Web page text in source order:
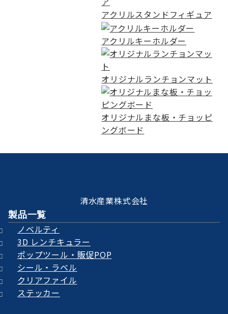
アクリルスタンドフィギュア
アクリルキーホルダー
オリジナルランチョンマット
オリジナルまな板・チョッピ
ングボード
清水産業株式会社
製品一覧
ノベルティ
3D レンチキュラー
ポップツール・販促POP
シール・ラベル
クリアファイル
ステッカー